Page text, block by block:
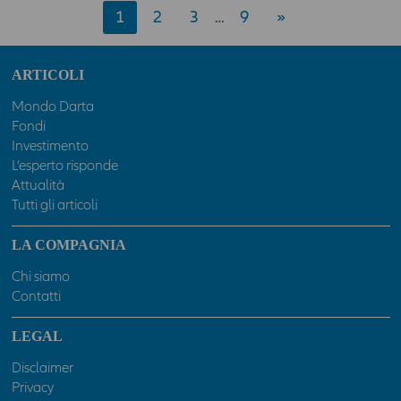
1 2 3 … 9 »
ARTICOLI
Mondo Darta
Fondi
Investimento
L’esperto risponde
Attualità
Tutti gli articoli
LA COMPAGNIA
Chi siamo
Contatti
LEGAL
Disclaimer
Privacy